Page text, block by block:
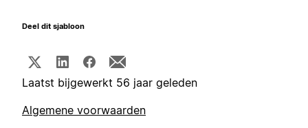
Deel dit sjabloon
Laatst bijgewerkt 56 jaar geleden
Algemene voorwaarden